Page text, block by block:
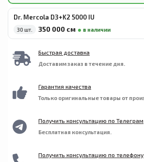
Dr. Mercola D3+K2 5000 IU
30 шт. 350 000 сӯм в наличии
Быстрая доставка
Доставим заказ в течение дня.
Гарантия качества
Только оригинальные товары от
Получить консультацию по Телеграм
Бесплатная консультация.
Получить консультацию по телефону